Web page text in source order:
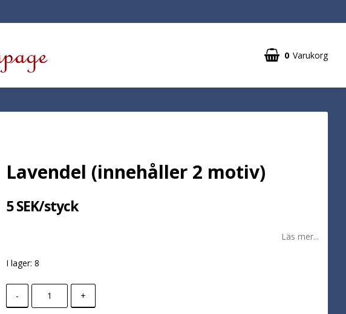
0 Varukorg
Din varukorg är tom
Lavendel (innehåller 2 motiv)
5 SEK/styck
Läs mer...
I lager: 8
- +